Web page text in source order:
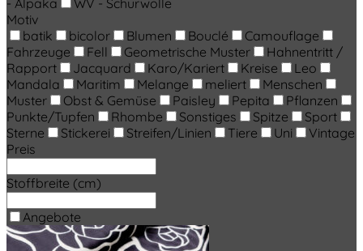
- Alpaka
WV - Schurwolle
Motiv
batik
bicolor Blumen Bouclé
Camouflage
Fahrzeuge
Fell Geometrische Muster
Hahnentritt /
Rapport
Jacquard Karo/Kariert Kreise
Leo
Mandala
Maritim Melange meliert
Menschen
Muster
Obst & Gemüse Paisley Pepita
Pflanzen
Punkte/Tupfen
Rhombe Sonstiges Spitze
Sport
Sterne
Stickerei Streifen/Linien Tiere Uni
Vintage
Preis
Stoffbreite (cm)
Angebote